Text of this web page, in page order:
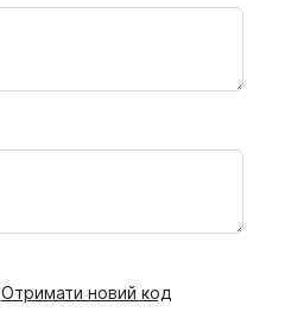
Отримати новий код